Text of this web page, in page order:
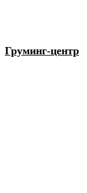
Груминг-центр